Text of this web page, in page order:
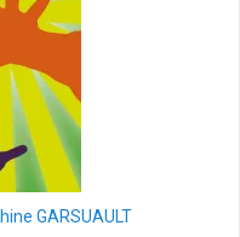
GARSUAULT